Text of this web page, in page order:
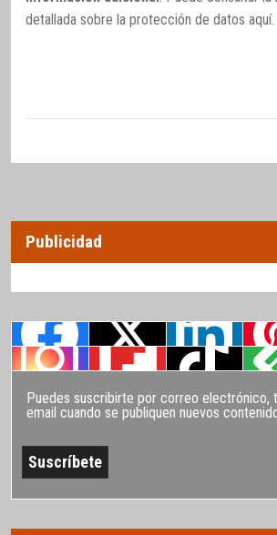
detallada sobre la protección de datos aquí.
Publicidad
Puedes suscribirte por correo electrónico,
email cuando se publiquen nuevos